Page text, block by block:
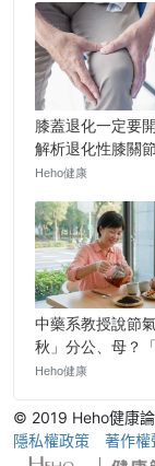
© 2019 Heho健康
隱私權政策
著作權